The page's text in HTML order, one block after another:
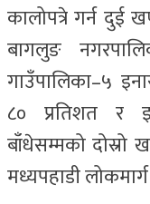
कालोपत्रे गर्न दुई
बागलुङ
गाउँपालिका–५
८० प्रतिशत र
बाँधेसम्मको दोस्रो
मध्यपहाडी